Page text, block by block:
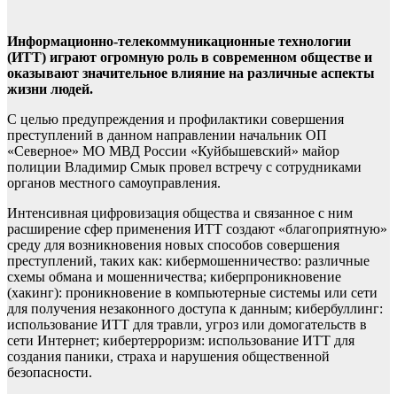
Информационно-телекоммуникационные технологии
(ИТТ) играют огромную роль в современном обществе и
оказывают значительное влияние на различные аспекты
жизни людей.
С целью предупреждения и профилактики совершения
преступлений в данном направлении начальник ОП
«Северное» МО МВД России «Куйбышевский» майор
полиции Владимир Смык провел встречу с сотрудниками
органов местного самоуправления.
Интенсивная цифровизация общества и связанное с ним
расширение сфер применения ИТТ создают «благоприятную»
среду для возникновения новых способов совершения
преступлений, таких как: кибермошенничество: различные
схемы обмана и мошенничества; киберпроникновение
(хакинг): проникновение в компьютерные системы или сети
для получения незаконного доступа к данным; кибербуллинг:
использование ИТТ для травли, угроз или домогательств в
сети Интернет; кибертерроризм: использование ИТТ для
создания паники, страха и нарушения общественной
безопасности.